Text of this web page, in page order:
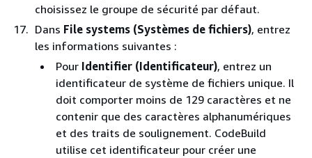
choisissez le groupe de sécurité par défaut.
Dans File systems (Systèmes de fichiers), entrez
les informations suivantes :
Pour Identifier (Identificateur), entrez un
identificateur de système de fichiers unique. Il
doit comporter moins de 129 caractères et ne
contenir que des caractères alphanumériques
et des traits de soulignement. CodeBuild
utilise cet identificateur pour créer une